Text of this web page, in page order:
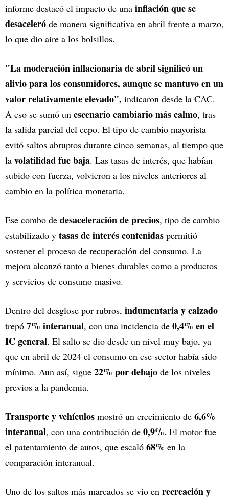
informe destacó el impacto de una inflación que se
desaceleró de manera significativa en abril frente a marzo,
lo que dio aire a los bolsillos.
"La moderación inflacionaria de abril significó un
alivio para los consumidores, aunque se mantuvo en un
valor relativamente elevado", indicaron desde la CAC.
A eso se sumó un escenario cambiario más calmo, tras
la salida parcial del cepo. El tipo de cambio mayorista
evitó saltos abruptos durante cinco semanas, al tiempo que
la volatilidad fue baja. Las tasas de interés, que habían
subido con fuerza, volvieron a los niveles anteriores al
cambio en la política monetaria.
Ese combo de desaceleración de precios, tipo de cambio
estabilizado y tasas de interés contenidas permitió
sostener el proceso de recuperación del consumo. La
mejora alcanzó tanto a bienes durables como a productos
y servicios de consumo masivo.
Dentro del desglose por rubros, indumentaria y calzado
trepó 7% interanual, con una incidencia de 0,4% en el
IC general. El salto se dio desde un nivel muy bajo, ya
que en abril de 2024 el consumo en ese sector había sido
mínimo. Aun así, sigue 22% por debajo de los niveles
previos a la pandemia.
Transporte y vehículos mostró un crecimiento de 6,6%
interanual, con una contribución de 0,9%. El motor fue
el patentamiento de autos, que escaló 68% en la
comparación interanual.
Uno de los saltos más marcados se vio en recreación y